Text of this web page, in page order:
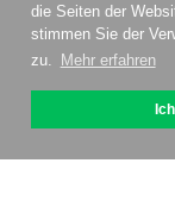
die Seiten der
stimmen Sie der
zu.
Mehr erfahren